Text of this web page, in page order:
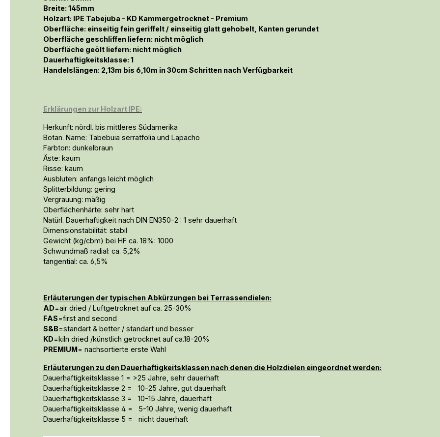
Breite: 145mm
Holzart: IPE Tabejuba - KD Kammergetrocknet - Premium
Oberfläche: einseitig fein geriffelt / einseitig glatt gehobelt , Kanten gerundet
Oberfläche geschliffen liefern: nicht möglich
Oberfläche geölt liefern: nicht möglich
Dauerhaftigkeitsklasse: 1
Handelslängen: 2,13m bis 6,10m in 30cm Schritten nach Verfügbarkeit
Erklärungen zur Holzart IPE:
Herkunft: nördl. bis mittleres Südamerika
Botan. Name: Tabebuia serratfolia und Lapacho
Farbton: dunkelbraun
Äste: kaum
Risse: kaum
Ausbluten: anfangs leicht möglich
Splitterbildung: gering
Vergrauung: mäßig
Oberflächenhärte: sehr hart
Natürl. Dauerhaftigkeit nach DIN EN350-2 : 1 sehr dauerhaft
Dimensionstabilität: stabil
Gewicht (kg/cbm) bei HF ca. 18%: 1000
Schwundmaß radial: ca. 5,2%
tangential: ca. 6,5%
Erläuterungen der typischen Abkürzungen bei Terrassendielen:
AD=air dried / Luftgetroknet auf ca. 25-30%
FAS=first and second
S&B=standart & better / standart und besser
KD=kiln dried /künstlich getrocknet auf ca.18-20%
PREMIUM= nachsortierte erste Wahl
Erläuterungen zu den Dauerhaftigkeitsklassen nach denen die Holzdielen eingeordnet werden:
Dauerhaftigkeitsklasse 1 = >25 Jahre, sehr dauerhaft
Dauerhaftigkeitsklasse 2 = 10-25 Jahre, gut dauerhaft
Dauerhaftigkeitsklasse 3 = 10-15 Jahre, dauerhaft
Dauerhaftigkeitsklasse 4 = 5-10 Jahre, wenig dauerhaft
Dauerhaftigkeitsklasse 5 = nicht dauerhaft